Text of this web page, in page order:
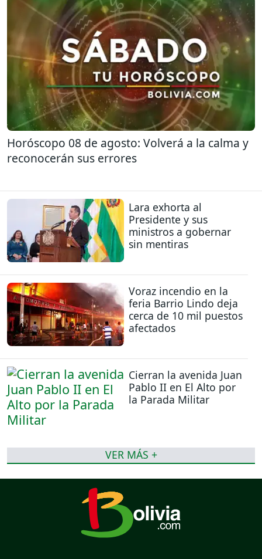
Horóscopo 08 de agosto: Volverá a la calma y
reconocerán sus errores
Lara exhorta al
Presidente y sus
ministros a gobernar
sin mentiras
Voraz incendio en la
feria Barrio Lindo deja
cerca de 10 mil puestos
afectados
Cierran la avenida Juan
Pablo II en El Alto por
la Parada Militar
VER MÁS +